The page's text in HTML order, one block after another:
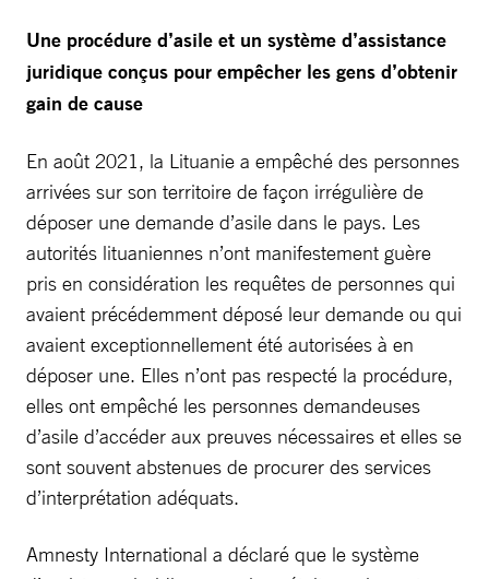
Une procédure d’asile et un système d’assistance
juridique conçus pour empêcher les gens d’obtenir
gain de cause
En août 2021, la Lituanie a empêché des personnes
arrivées sur son territoire de façon irrégulière de
déposer une demande d’asile dans le pays. Les
autorités lituaniennes n’ont manifestement guère
pris en considération les requêtes de personnes qui
avaient précédemment déposé leur demande ou qui
avaient exceptionnellement été autorisées à en
déposer une. Elles n’ont pas respecté la procédure,
elles ont empêché les personnes demandeuses
d’asile d’accéder aux preuves nécessaires et elles se
sont souvent abstenues de procurer des services
d’interprétation adéquats.
Amnesty International a déclaré que le système